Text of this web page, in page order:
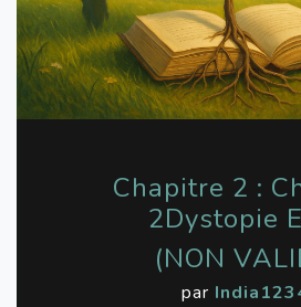
Chapitre 2 :
2Dystopie
(NON
par